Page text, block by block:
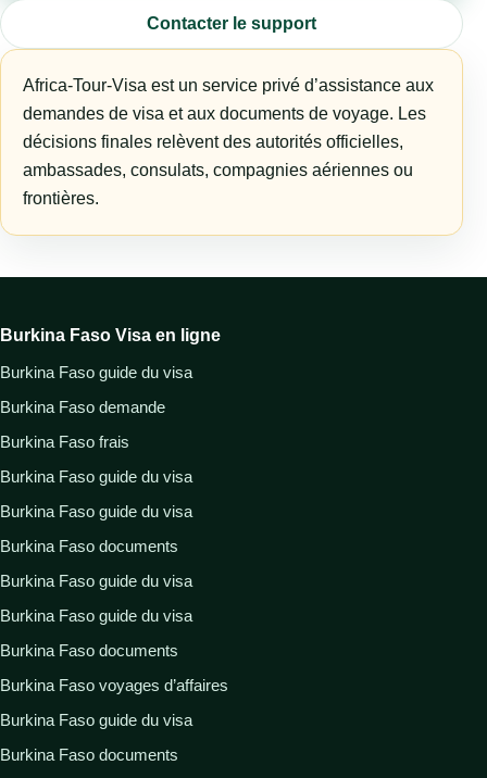
Contacter le support
Africa-Tour-Visa est un service privé d’assistance aux
demandes de visa et aux documents de voyage. Les
décisions finales relèvent des autorités officielles,
ambassades, consulats, compagnies aériennes ou
frontières.
Burkina Faso Visa en ligne
Burkina Faso guide du visa
Burkina Faso demande
Burkina Faso frais
Burkina Faso guide du visa
Burkina Faso guide du visa
Burkina Faso documents
Burkina Faso guide du visa
Burkina Faso guide du visa
Burkina Faso documents
Burkina Faso voyages d’affaires
Burkina Faso guide du visa
Burkina Faso documents